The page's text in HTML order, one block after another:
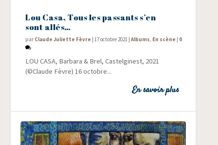
Lou Casa, Tous les passants s’en
sont allés…
par Claude Juliette Fèvre | 17 octobre 2021 |Albums En scène | 0
LOU CASA, Bar­ba­ra & Brel, Cas­tel­gi­nest, 2021
(©Claude Fèvre) 16 octobre...
En savoir plus